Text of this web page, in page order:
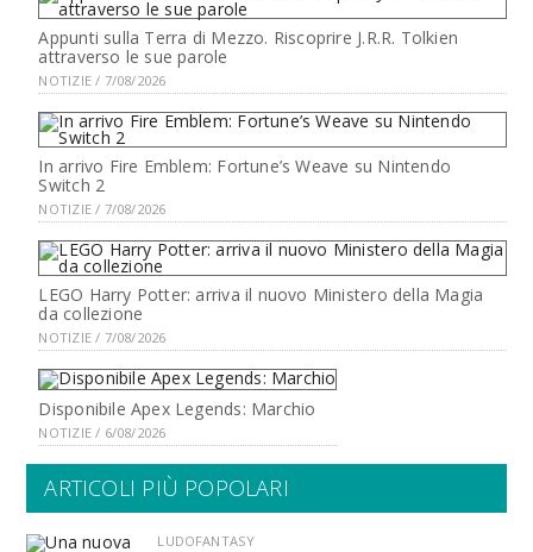
Appunti sulla Terra di Mezzo. Riscoprire J.R.R. Tolkien
attraverso le sue parole
NOTIZIE / 7/08/2026
In arrivo Fire Emblem: Fortune’s Weave su Nintendo
Switch 2
NOTIZIE / 7/08/2026
LEGO Harry Potter: arriva il nuovo Ministero della Magia
da collezione
NOTIZIE / 7/08/2026
Disponibile Apex Legends: Marchio
NOTIZIE / 6/08/2026
ARTICOLI PIÙ POPOLARI
LUDOFANTASY